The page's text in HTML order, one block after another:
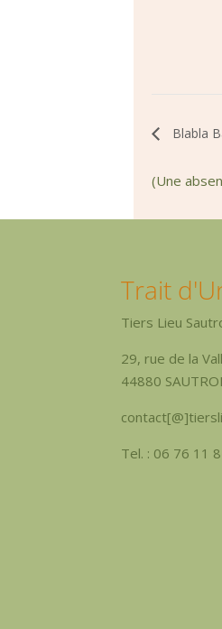
Blabla
(Une
Trait
Tiers Lieu
29, rue de la
44880
Tel. : 06 76 11